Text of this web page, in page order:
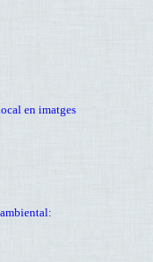
en imatges